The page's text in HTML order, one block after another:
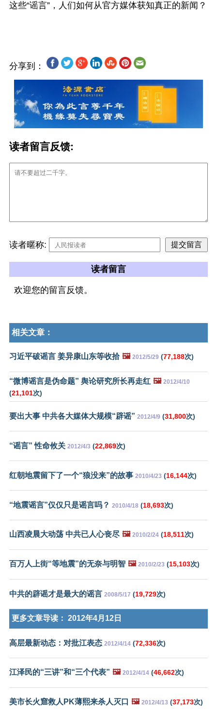
这些“谣言”，人们如何从官方媒体获知真正的新闻？
分享到：
读者留言反馈:
读者暱称:
读者留言
欢迎您的留言反馈。
相关文章：
习近平破谣言 姜异康山东等收拾 🖼️ 2012/5/29 (77,188次)
“微博谣言是伪命题” 舆论研究所长再走红 🖼️ 2012/4/10
(21,101次)
要出大事 中共各大媒体大规模“辟谣” 2012/4/9 (31,800次)
“谣言” 性命攸关 2012/4/3 (22,869次)
红朝地震留下了一个“狼没来”的故事 2010/4/23 (16,144次)
“地震谣言”仅仅只是谣言吗？ 2010/4/18 (18,693次)
山西凌晨大动荡 中共已人心丧尽 🖼️ 2010/2/24 (18,511次)
百万人上街“等地震”的无奈与明智 🖼️ 2010/2/23 (15,103次)
中共的辟谣才是最大的谣言 2008/5/17 (19,729次)
更多文章导读： 2012年4月12日
高层最新动态：对批江表态 2012/4/14 (72,336次)
江泽民的“三讲”和“三个代表” 🖼️ 2012/4/14 (46,662次)
美市长火窟救人PK薄熙来杀人灭口 🖼️ 2012/4/13 (37,173次)